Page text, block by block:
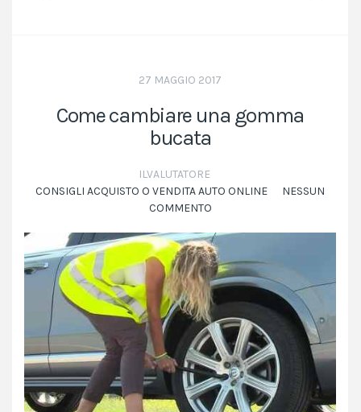
27 MAGGIO 2017
Come cambiare una gomma
bucata
ILVALUTATORE
CONSIGLI ACQUISTO O VENDITA AUTO ONLINE
NESSUN
COMMENTO